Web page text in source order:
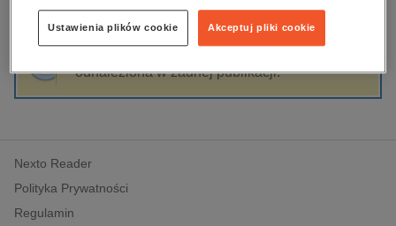
edukacja
hobby, sport, rozrywka
komputery, internet, technologie, informatyka
polityka, społeczno-informacyjne
psychologiczne
inne
Sortowanie Filtrowanie
odnaleziona w żadnej publikacji.
Nexto Reader
Polityka Prywatności
Regulamin
Akceptuj pliki cookie
Ustawienia plików cookie